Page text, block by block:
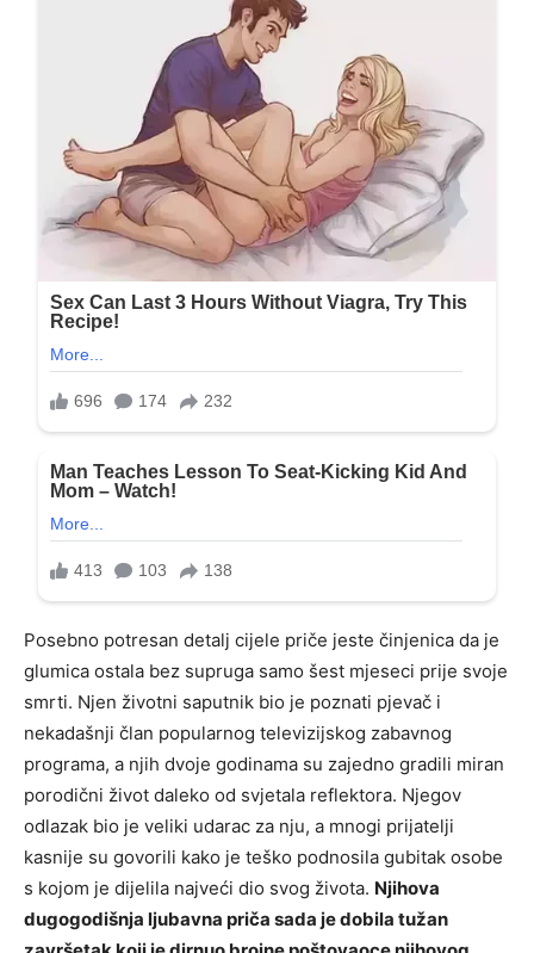
Posebno potresan detalj cijele priče jeste činjenica da je
glumica ostala bez supruga samo šest mjeseci prije svoje
smrti. Njen životni saputnik bio je poznati pjevač i
nekadašnji član popularnog televizijskog zabavnog
programa, a njih dvoje godinama su zajedno gradili miran
porodični život daleko od svjetala reflektora. Njegov
odlazak bio je veliki udarac za nju, a mnogi prijatelji
kasnije su govorili kako je teško podnosila gubitak osobe
s kojom je dijelila najveći dio svog života. Njihova
dugogodišnja ljubavna priča sada je dobila tužan